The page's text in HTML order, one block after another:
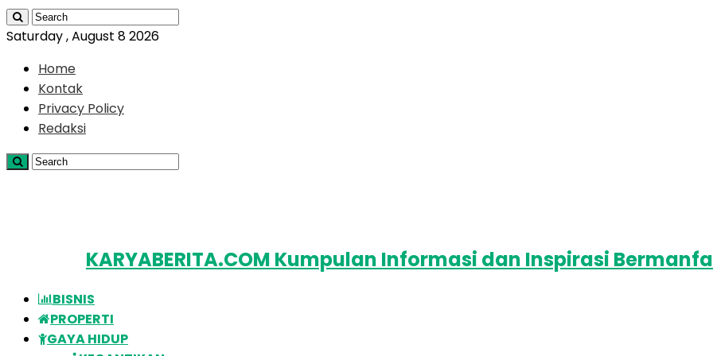
Saturday , August 8 2026
Home
Kontak
Privacy Policy
Redaksi
KARYABERITA.COM Kumpulan Informasi dan Inspirasi
BISNIS
PROPERTI
GAYA HIDUP